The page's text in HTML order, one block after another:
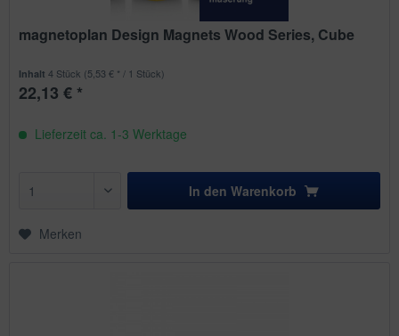
magnetoplan Design Magnets Wood Series, Cube
Inhalt4 Stück (5,53 € * / 1 Stück)
22,13 € *
Lieferzeit ca. 1-3 Werktage
In den Warenkorb
Merken